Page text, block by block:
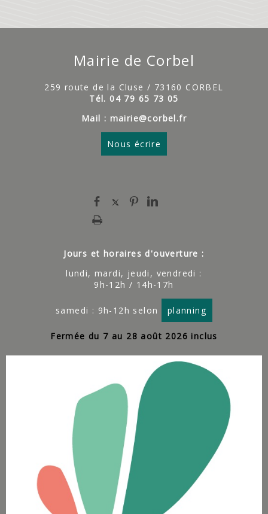
Mairie de Corbel
259 route de la Cluse / 73160 CORBEL
Tél. 04 79 65 73 05
Mail : mairie@corbel.fr
Nous écrire
Jours et horaires d'ouverture :
lundi, mardi, jeudi, vendredi :
9h-12h / 14h-17h
samedi : 9h-12h selon planning
Fermée du 7 au 28 août 2026 inclus